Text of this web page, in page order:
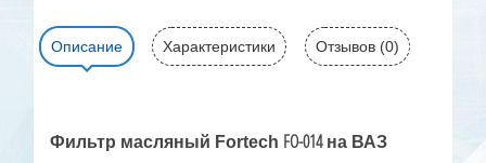
Описание Характеристики Отзывов (0)
Фильтр масляный Fortech FO-014на ВАЗ